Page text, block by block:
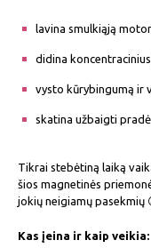
lavina smulkiąją
didina
vysto kūrybingumą ir
skatina užbaigti
Tikrai stebėtiną laiką
šios magnetinės
jokių neigiamų pasekmių
Kas įeina ir kaip veikia: